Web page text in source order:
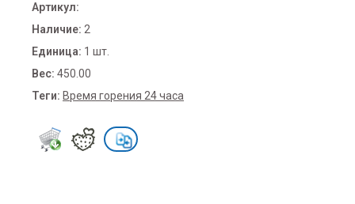
Артикул:
Наличие: 2
Единица: 1 шт.
Вес: 450.00
Теги: Время горения 24 часа